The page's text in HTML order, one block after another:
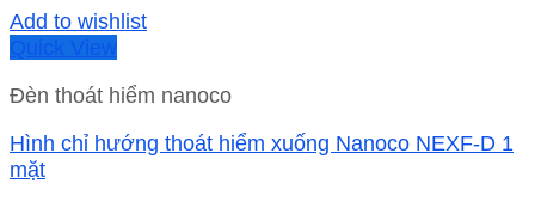
Add to wishlist
Quick View
Đèn thoát hiểm nanoco
Hình chỉ hướng thoát hiểm xuống Nanoco NEXF-D 1
mặt